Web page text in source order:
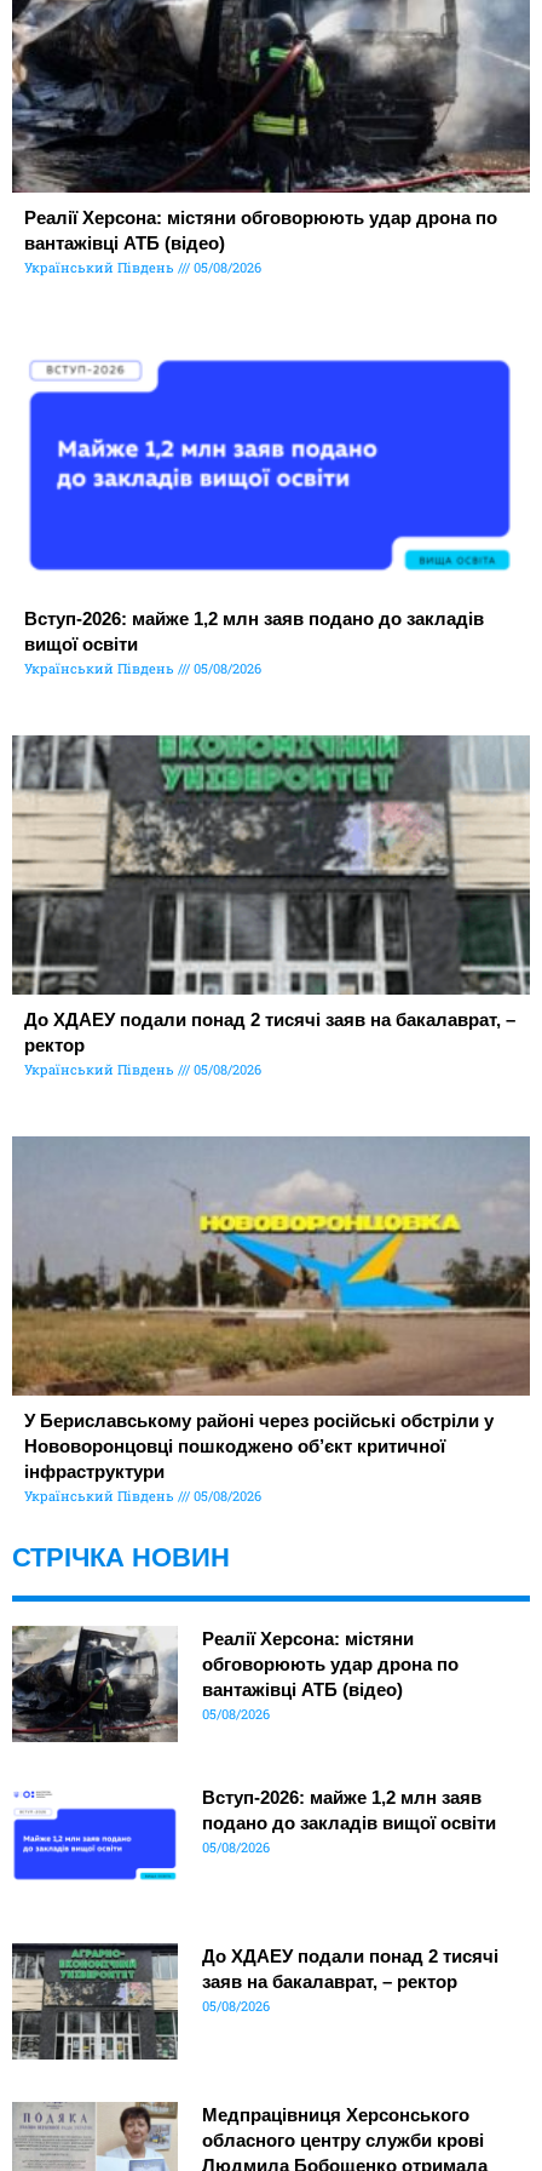
Реалії Херсона: містяни обговорюють удар дрона по
вантажівці АТБ (відео)
Український Південь 05/08/2026
Вступ-2026: майже 1,2 млн заяв подано до закладів
вищої освіти
Український Південь 05/08/2026
До ХДАЕУ подали понад 2 тисячі заяв на бакалаврат, –
ректор
Український Південь 05/08/2026
У Бериславському районі через російські обстріли у
Нововоронцовці пошкоджено об’єкт критичної
інфраструктури
Український Південь 05/08/2026
СТРІЧКА НОВИН
Реалії Херсона: містяни
обговорюють удар дрона по
вантажівці АТБ (відео)
05/08/2026
Вступ-2026: майже 1,2 млн заяв
подано до закладів вищої освіти
05/08/2026
До ХДАЕУ подали понад 2 тисячі
заяв на бакалаврат, – ректор
05/08/2026
Медпрацівниця Херсонського
обласного центру служби крові
Людмила Бобощенко отримала